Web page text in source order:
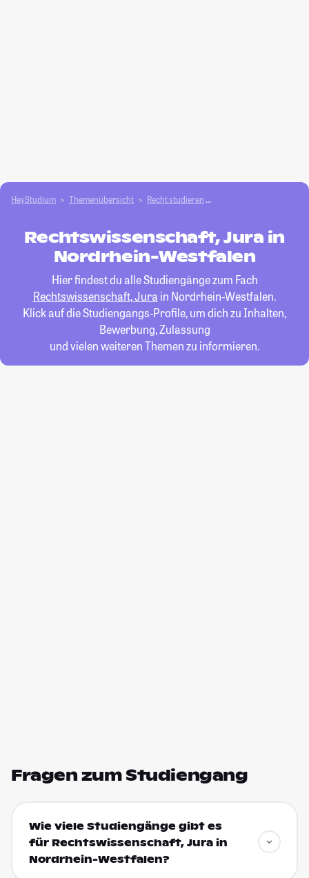
HeyStudium Themenübersicht Recht studieren
Rechtswissenschaft, Jura in
Nordrhein-Westfalen
Hier findest du alle Studiengänge zum Fach
Rechtswissenschaft, Jura in Nordrhein-Westfalen.
Klick auf die Studiengangs-Profile, um dich zu Inhalten,
Bewerbung, Zulassung
und vielen weiteren Themen zu informieren.
Fragen zum Studiengang
Wie viele Studiengänge gibt es
für Rechtswissenschaft, Jura in
Nordrhein-Westfalen?